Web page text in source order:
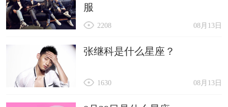
服
08月13日
2208
张继科是什么星座？
08月13日
1630